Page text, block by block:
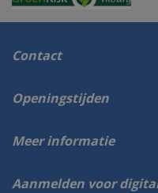
Contact
Openingstijden
Meer informatie
Aanmelden voor